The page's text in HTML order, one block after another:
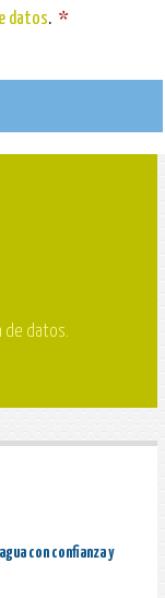
datos. *
de datos.
con confianza y